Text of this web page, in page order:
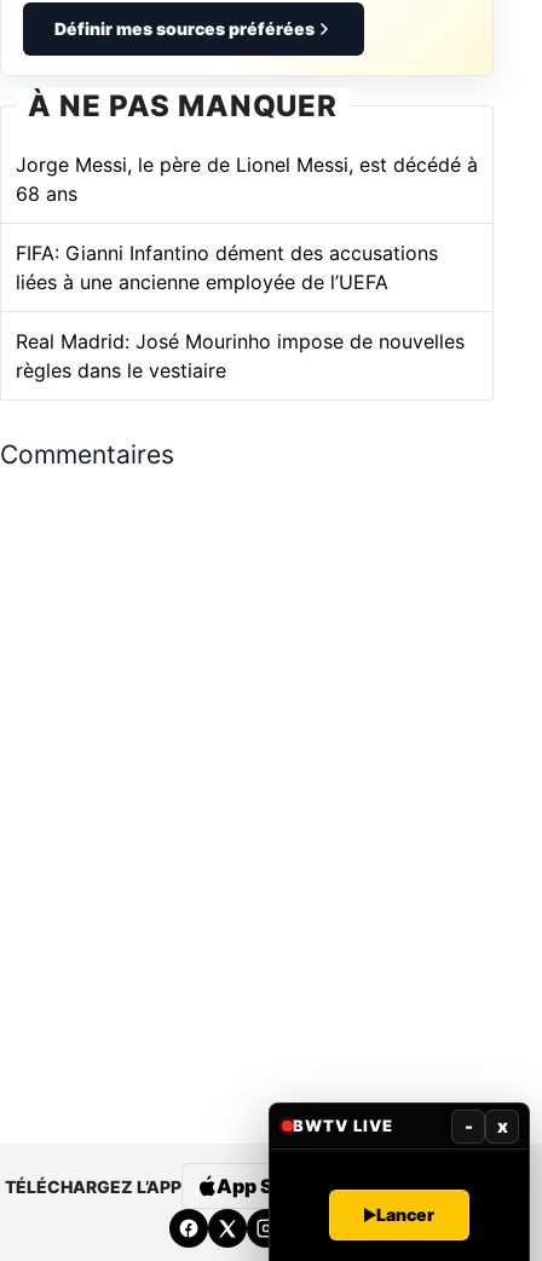
Définir mes sources préférées
À NE PAS MANQUER
Jorge Messi, le père de Lionel Messi, est décédé à
68 ans
FIFA: Gianni Infantino dément des accusations
liées à une ancienne employée de l’UEFA
Real Madrid: José Mourinho impose de nouvelles
règles dans le vestiaire
Commentaires
TÉLÉCHARGEZ L’APP App Store Google Play
BWTV LIVE - x
Lancer